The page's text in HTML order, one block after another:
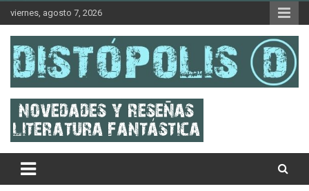
content
viernes, agosto 7, 2026
Distópolis